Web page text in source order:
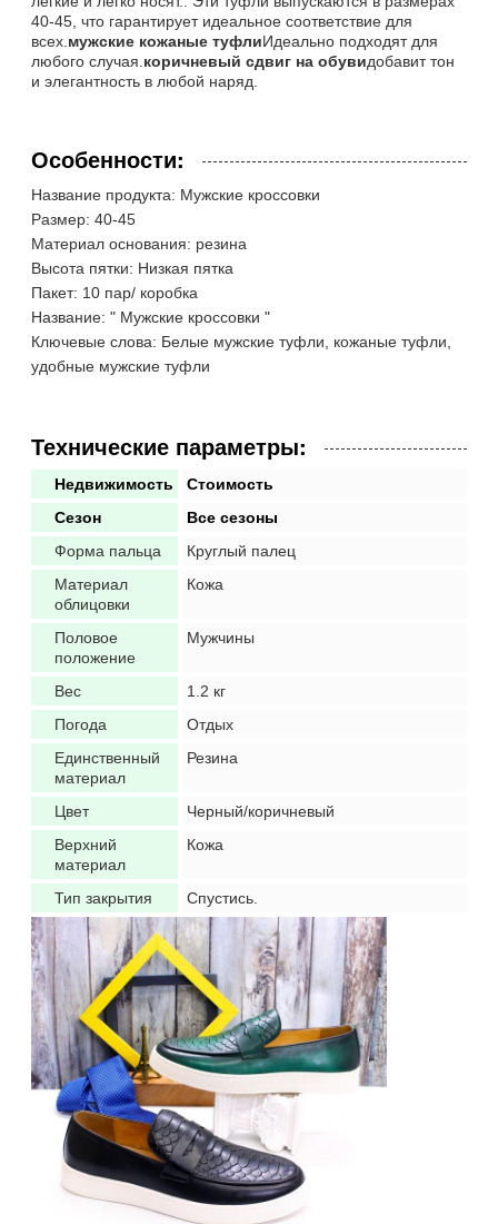
40-45, что гарантирует идеальное соответствие для
всех. мужские кожаные туфлиИдеально подходят для
любого случая. коричневый сдвиг на обувидобавит тон
и элегантность в любой наряд.
Особенности:
Название продукта: Мужские кроссовки
Размер: 40-45
Материал основания: резина
Высота пятки: Низкая пятка
Пакет: 10 пар/ коробка
Название: " Мужские кроссовки "
Ключевые слова: Белые мужские туфли, кожаные туфли,
удобные мужские туфли
Технические параметры:
Недвижимость
Стоимость
Сезон
Все сезоны
Форма пальца
Круглый палец
Материал
облицовки
Кожа
Половое
положение
Мужчины
Вес
1.2 кг
Погода
Отдых
Единственный
материал
Резина
Цвет
Черный/коричневый
Верхний
материал
Кожа
Тип закрытия Спустись.